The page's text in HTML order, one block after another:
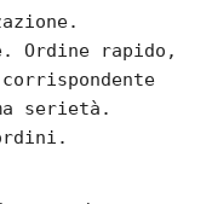
Ordine rapido,
serietà.